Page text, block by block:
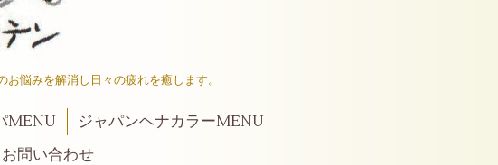
悩みを解消し日々の疲れを癒します。
MENU
ジャパンヘナカラーMENU
お問い合わせ